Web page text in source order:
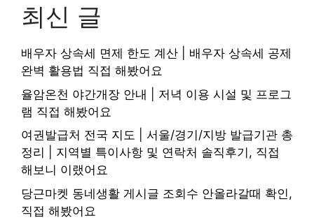
최신 글
배우자 상속세 면제 한도 계산 | 배우자 상속세 공제
완벽 활용법 직접 해봤어요
율암온천 야간개장 안내 | 저녁 이용 시설 및 프로그
램 직접 해봤어요
여권발급처 전국 지도 | 서울/경기/지방 발급기관 총
정리 | 지역별 특이사항 및 연락처 솔직후기, 직접
해보니 이랬어요
당근마켓 동네생활 게시글 조회수 안올라갈때 확인,
직접 해봤어요